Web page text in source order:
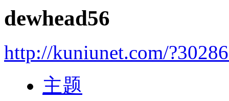
dewhead56
http://kuniunet.com/
主题